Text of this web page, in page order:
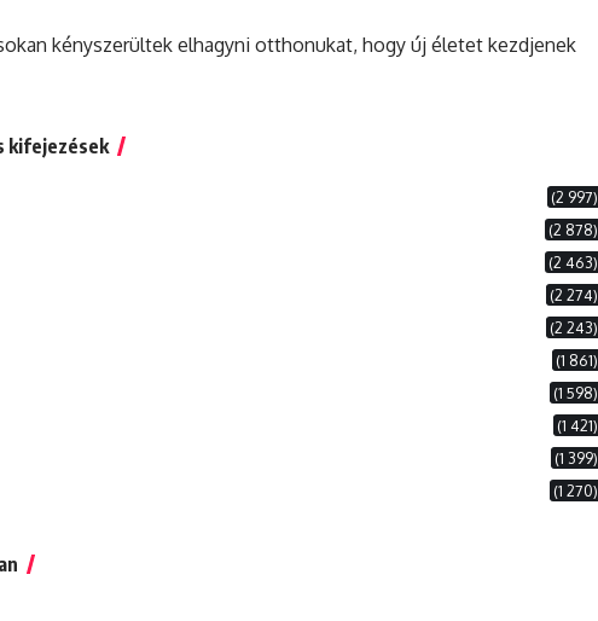
kényszerültek elhagyni otthonukat, hogy új életet kezdjenek
kifejezések
(2 997)
(2 878)
(2 463)
(2 274)
(2 243)
(1 861)
(1 598)
(1 421)
(1 399)
(1 270)